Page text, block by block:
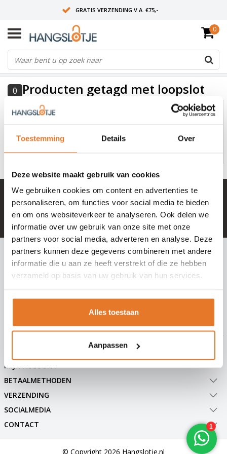
Toestemming Details Over
Deze website maakt gebruik van cookies
We gebruiken cookies om content en advertenties te
personaliseren, om functies voor social media te bieden
en om ons websiteverkeer te analyseren. Ook delen we
informatie over uw gebruik van onze site met onze
partners voor social media, adverteren en analyse. Deze
partners kunnen deze gegevens combineren met andere
informatie die u aan ze heeft verstrekt of die ze hebben
verzameld op basis van uw gebruik van hun services.
Alles toestaan
Aanpassen
GRATIS VERZENDING V.A. €75,-
OP WERKDAGEN VOOR 15:00 BESTELD? VOLGENDE DAG OP SLOT!
ALLES UIT VOORRAAD
0
Producten getagd met loopslot
0
+ 100.000 tevreden klanten in NL & BE
info@hangslotje.nl
INSCHRIJVEN NIEUWSBRIEF
Meld je nu aan voor extra informatie of nieuwe producten
Abonneer
MIJN ACCOUNT
BETAALMETHODEN
VERZENDING
SOCIALMEDIA
CONTACT
© Copyright 2026 Hangslotje.nl